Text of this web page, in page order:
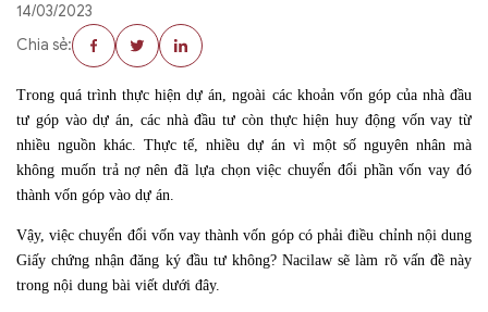
14/03/2023
Chia sẻ:
Trong quá trình thực hiện dự án, ngoài các khoản vốn góp của nhà đầu
tư góp vào dự án, các nhà đầu tư còn thực hiện huy động vốn vay từ
nhiều nguồn khác. Thực tế, nhiều dự án vì một số nguyên nhân mà
không muốn trả nợ nên đã lựa chọn việc chuyển đổi phần vốn vay đó
thành vốn góp vào dự án.
Vậy, việc chuyển đổi vốn vay thành vốn góp có phải điều chỉnh nội dung
Giấy chứng nhận đăng ký đầu tư không? Nacilaw sẽ làm rõ vấn đề này
trong nội dung bài viết dưới đây.